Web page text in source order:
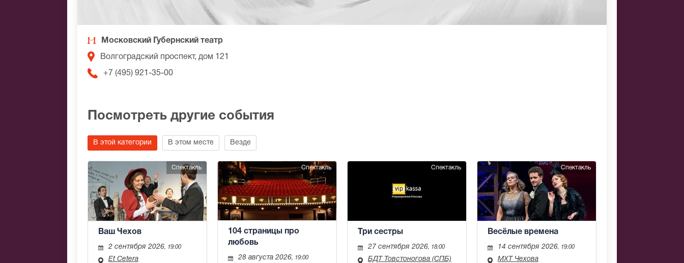
Московский Губернский театр
Волгоградский проспект, дом 121
+7 (495) 921-35-00
Посмотреть другие события
В этой категории В этом месте Везде
Спектакль
Ваш Чехов
2 сентября 2026, 19:00
Et Cetera
Спектакль
104 страницы про
любовь
28 августа 2026, 19:00
Спектакль
Три сестры
27 сентября 2026, 18:00
БДТ Товстоногова (СПБ)
Спектакль
Весёлые времена
14 сентября 2026, 19:00
МХТ Чехова